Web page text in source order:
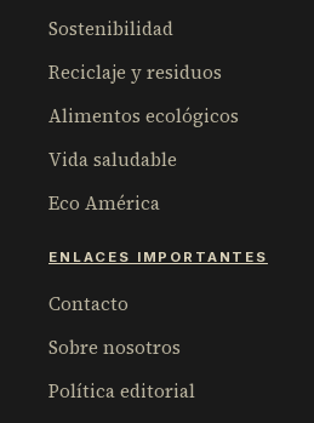
Sostenibilidad
Reciclaje y residuos
Alimentos ecológicos
Vida saludable
Eco América
ENLACES IMPORTANTES
Contacto
Sobre nosotros
Política editorial